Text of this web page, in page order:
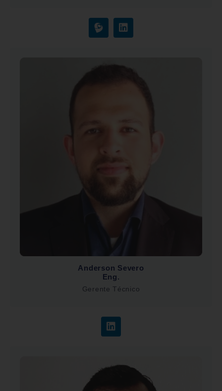
Anderson Severo
Eng.
Gerente Técnico